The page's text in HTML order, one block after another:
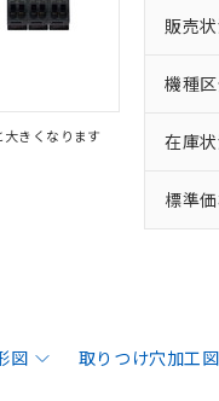
きくなります
販売
機種
在庫
標準
図 取りつけ穴加工図